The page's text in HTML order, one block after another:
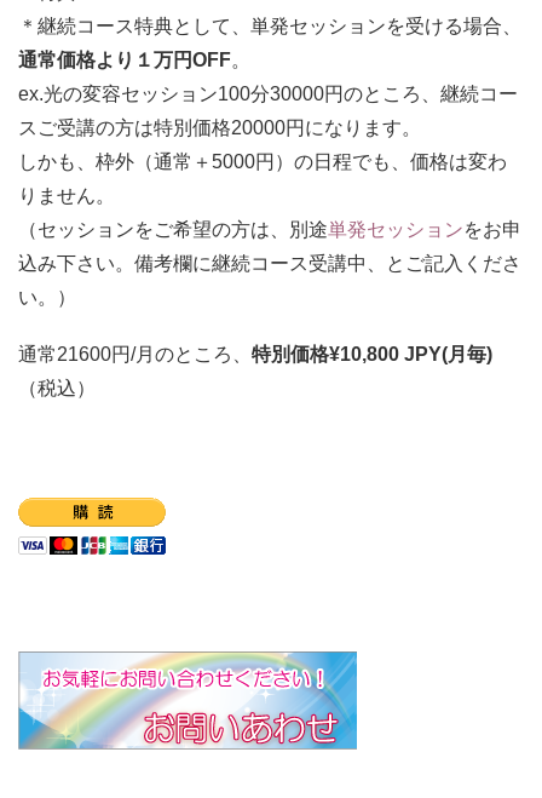
＊継続コース特典として、単発セッションを受ける場合、
通常価格より１万円OFF。
ex.光の変容セッション100分30000円のところ、継続コー
スご受講の方は特別価格20000円になります。
しかも、枠外（通常＋5000円）の日程でも、価格は変わ
りません。
（セッションをご希望の方は、別途単発セッションをお申
込み下さい。備考欄に継続コース受講中、とご記入くださ
い。）
通常21600円/月のところ、 特別価格¥10,800 JPY(月毎)
（税込）